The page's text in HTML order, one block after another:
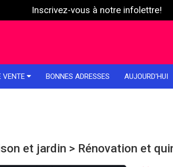
Inscrivez-vous à notre infolettre!
VENTE BONNES ADRESSES AUJOURD'HUI
et jardin > Rénovation et